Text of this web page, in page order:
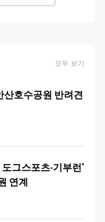
모두 보기
호수공원 반려견
그스포츠·기부런'
연계